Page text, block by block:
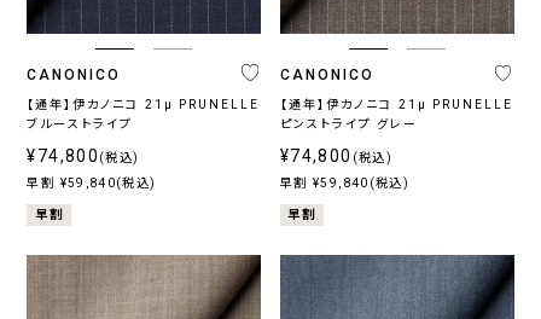
CANONICO
【通年】伊カノニコ 21μ PRUNELLE
ブルーストライプ
¥74,800 (税込)
早割 ¥59,840(税込)
早割
CANONICO
【通年】伊カノニコ 21μ PRUNELLE
ピンストライプ グレー
¥74,800 (税込)
早割 ¥59,840(税込)
早割